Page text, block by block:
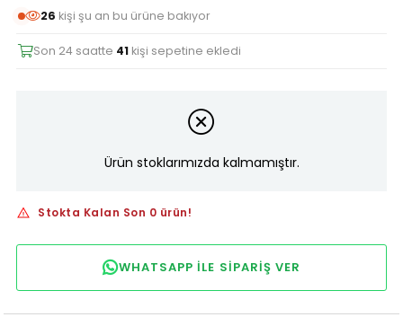
26 kişi şu an bu ürüne bakıyor
Son 24 saatte 41 kişi sepetine ekledi
Ürün stoklarımızda kalmamıştır.
Stokta Kalan Son 0 ürün!
WHATSAPP ILE SIPARIŞ VER